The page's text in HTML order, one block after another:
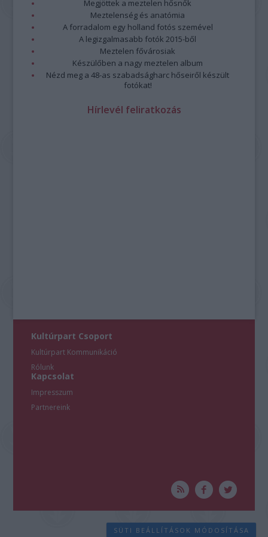
Megjöttek a meztelen hősnők
Meztelenség és anatómia
A forradalom egy holland fotós szemével
A legizgalmasabb fotók 2015-ből
Meztelen fővárosiak
Készülőben a nagy meztelen album
Nézd meg a 48-as szabadságharc hőseiről készült
fotókat!
Hírlevél feliratkozás
Kultúrpart Csoport
Kultúrpart Kommunikáció
Rólunk
Kapcsolat
Impresszum
Partnereink
SÜTI BEÁLLÍTÁSOK MÓDOSÍTÁSA